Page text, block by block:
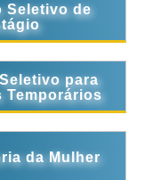
Seletivo de
para
Temporários
da Mulher